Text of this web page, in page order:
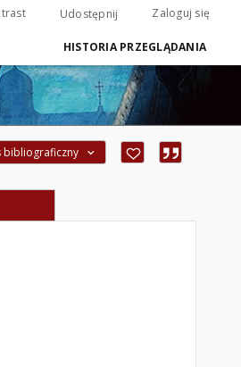
Udostępnij Zaloguj się
HISTORIA PRZEGLĄDANIA
bibliograficzny